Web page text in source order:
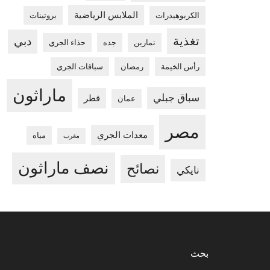
الكربوهيدرات الملابس الرياضية بروتينات
تغذية تمارين جده حذاء الجري دبي
رأس الخيمة رمضان سباقات الجري
سباق جبلي عمان قطر ماراثون
مصر معدات الجري مغرب مياه
نايكي نصائح نصف ماراثون
بحث